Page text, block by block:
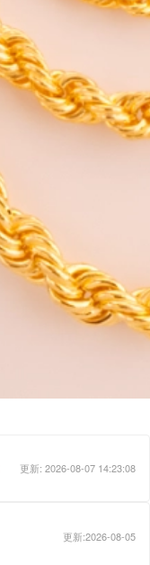
更新: 2026-08-07 14:23:08
更新:2026-08-05